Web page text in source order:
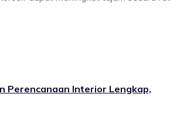
Perencanaan Interior Lengkap,